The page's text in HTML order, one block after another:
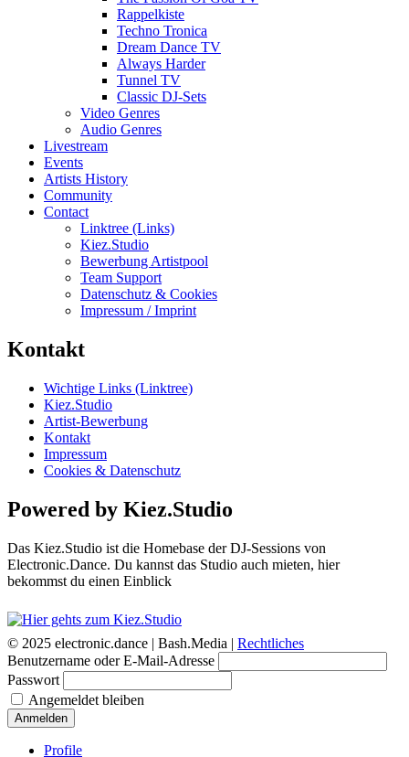
Rappelkiste
Techno Tronica
Dream Dance TV
Always Harder
Tunnel TV
Classic DJ-Sets
Video Genres
Audio Genres
Livestream
Events
Artists History
Community
Contact
Linktree (Links)
Kiez.Studio
Bewerbung Artistpool
Team Support
Datenschutz & Cookies
Impressum / Imprint
Kontakt
Wichtige Links (Linktree)
Kiez.Studio
Artist-Bewerbung
Kontakt
Impressum
Cookies & Datenschutz
Powered by Kiez.Studio
Das Kiez.Studio ist die Homebase der DJ-Sessions von
Electronic.Dance. Du kannst das Studio auch mieten, hier
bekommst du einen Einblick
© 2025 electronic.dance | Bash.Media | Rechtliches
Benutzername oder E-Mail-Adresse
Passwort
Angemeldet bleiben
Anmelden
Profile